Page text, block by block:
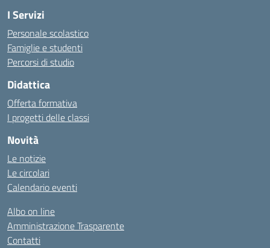
I Servizi
Personale scolastico
Famiglie e studenti
Percorsi di studio
Didattica
Offerta formativa
I progetti delle classi
Novità
Le notizie
Le circolari
Calendario eventi
Albo on line
Amministrazione Trasparente
Contatti